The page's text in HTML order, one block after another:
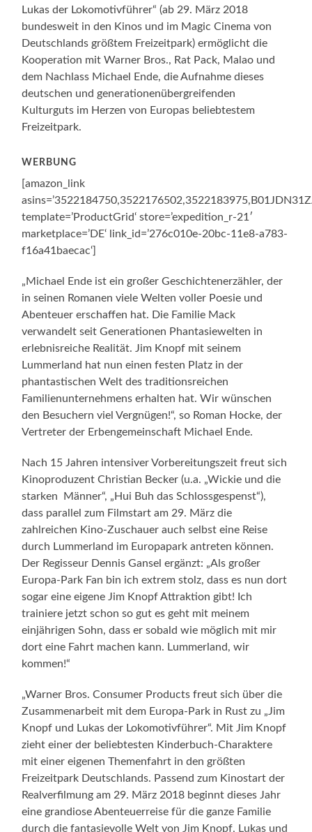
Lukas der Lokomotivführer“ (ab 29. März 2018
bundesweit in den Kinos und im Magic Cinema von
Deutschlands größtem Freizeitpark) ermöglicht die
Kooperation mit Warner Bros., Rat Pack, Malao und
dem Nachlass Michael Ende, die Aufnahme dieses
deutschen und generationenübergreifenden
Kulturguts im Herzen von Europas beliebtestem
Freizeitpark.
WERBUNG
[amazon_link
template=’ProductGrid‘ store=’expedition_r-21′
marketplace=’DE‘ link_id=’276c010e-20bc-11e8-a783-
f16a41baecac‘]
„Michael Ende ist ein großer Geschichtenerzähler, der
in seinen Romanen viele Welten voller Poesie und
Abenteuer erschaffen hat. Die Familie Mack
verwandelt seit Generationen Phantasiewelten in
erlebnisreiche Realität. Jim Knopf mit seinem
Lummerland hat nun einen festen Platz in der
phantastischen Welt des traditionsreichen
Familienunternehmens erhalten hat. Wir wünschen
den Besuchern viel Vergnügen!“, so Roman Hocke, der
Vertreter der Erbengemeinschaft Michael Ende.
Nach 15 Jahren intensiver Vorbereitungszeit freut sich
Kinoproduzent Christian Becker (u.a. „Wickie und die
starken Männer“, „Hui Buh das Schlossgespenst“),
dass parallel zum Filmstart am 29. März die
zahlreichen Kino-Zuschauer auch selbst eine Reise
durch Lummerland im Europapark antreten können.
Der Regisseur Dennis Gansel ergänzt: „Als großer
Europa-Park Fan bin ich extrem stolz, dass es nun dort
sogar eine eigene Jim Knopf Attraktion gibt! Ich
trainiere jetzt schon so gut es geht mit meinem
einjährigen Sohn, dass er sobald wie möglich mit mir
dort eine Fahrt machen kann. Lummerland, wir
kommen!“
„Warner Bros. Consumer Products freut sich über die
Zusammenarbeit mit dem Europa-Park in Rust zu „Jim
Knopf und Lukas der Lokomotivführer“. Mit Jim Knopf
zieht einer der beliebtesten Kinderbuch-Charaktere
mit einer eigenen Themenfahrt in den größten
Freizeitpark Deutschlands. Passend zum Kinostart der
Realverfilmung am 29. März 2018 beginnt dieses Jahr
eine grandiose Abenteuerreise für die ganze Familie
durch die fantasievolle Welt von Jim Knopf, Lukas und